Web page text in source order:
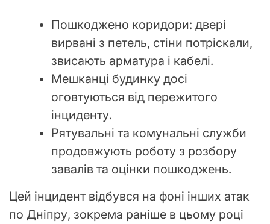
Пошкоджено коридори: двері
вирвані з петель, стіни потріскали,
звисають арматура і кабелі.
Мешканці будинку досі
оговтуються від пережитого
інциденту.
Рятувальні та комунальні служби
продовжують роботу з розбору
завалів та оцінки пошкоджень.
Цей інцидент відбувся на фоні інших атак
по Дніпру, зокрема раніше в цьому році